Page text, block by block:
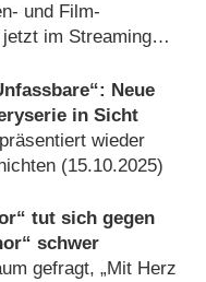
auf Netflix & Co.
und Film-
im Streaming
Neue
in Sicht
wieder
(15.10.2025)
tut sich gegen
schwer
gefragt, „Mit Herz